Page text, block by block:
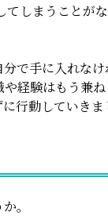
てしまうことが
で手に入れな
経験はもう兼
行動していきま
。